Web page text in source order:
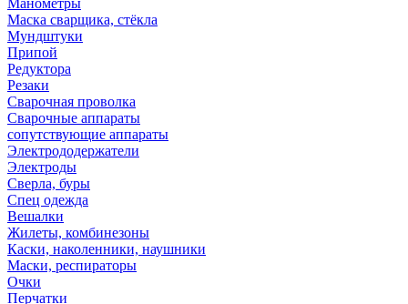
Манометры
Маска сварщика, стёкла
Мундштуки
Припой
Редуктора
Резаки
Сварочная проволка
Сварочные аппараты
сопутствующие аппараты
Электрододержатели
Электроды
Сверла, буры
Спец одежда
Вешалки
Жилеты, комбинезоны
Каски, наколенники, наушники
Маски, респираторы
Очки
Перчатки